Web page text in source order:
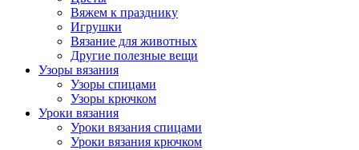
Вяжем к празднику
Игрушки
Вязание для животных
Другие полезные вещи
Узоры вязания
Узоры спицами
Узоры крючком
Уроки вязания
Уроки вязания спицами
Уроки вязания крючком